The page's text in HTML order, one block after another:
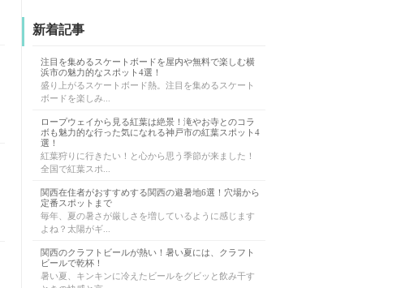
新着記事
注目を集めるスケートボードを屋内や無料で楽しむ横
浜市の魅力的なスポット4選！
盛り上がるスケートボード熱。注目を集めるスケート
ボードを楽しみ...
ロープウェイから見る紅葉は絶景！滝やお寺とのコラ
ボも魅力的な行った気になれる神戸市の紅葉スポット4
選！
紅葉狩りに行きたい！と心から思う季節が来ました！
全国で紅葉スポ...
関西在住者がおすすめする関西の避暑地6選！穴場から
定番スポットまで
毎年、夏の暑さが厳しさを増しているように感じます
よね？太陽がギ...
関西のクラフトビールが熱い！暑い夏には、クラフト
ビールで乾杯！
暑い夏、キンキンに冷えたビールをグビッと飲み干す